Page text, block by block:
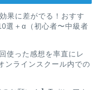
果に差がでる！おすす
選＋α（初心者〜中級者
使った感想を率直にレ
ンラインスクール内での